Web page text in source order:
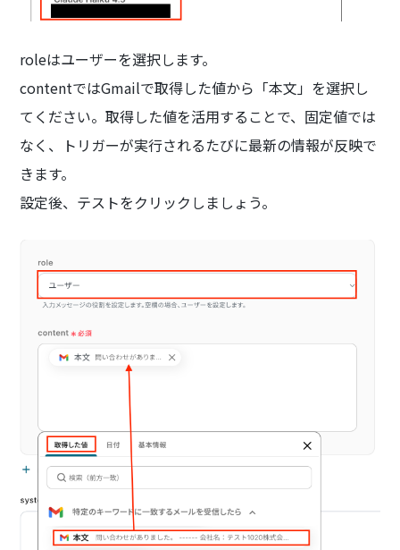
roleはユーザーを選択します。
contentではGmailで取得した値から「本文」を選択し
てください。取得した値を活用することで、固定値では
なく、トリガーが実行されるたびに最新の情報が反映で
きます。
設定後、テストをクリックしましょう。